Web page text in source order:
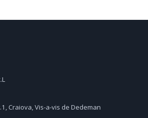
Craiova, Vis-a-vis de Dedeman